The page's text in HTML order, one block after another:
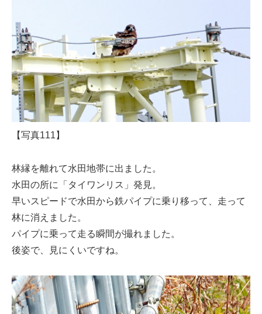
【写真111】
林縁を離れて水田地帯に出ました。
水田の所に「タイワンリス」発見。
早いスピードで水田から鉄パイプに乗り移って、走って
林に消えました。
パイプに乗って走る瞬間が撮れました。
後姿で、見にくいですね。